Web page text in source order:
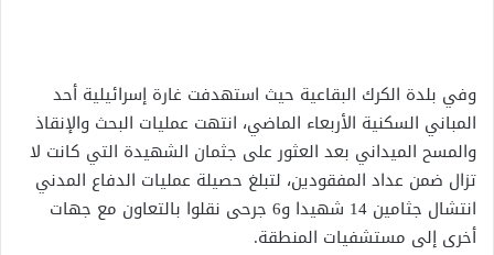
وفي بلدة الكرك البقاعية حيث استهدفت غارة إسرائيلية أحد
المباني السكنية الأربعاء الماضي، انتهت عمليات البحث والإنقاذ
والمسح الميداني بعد العثور على جثمان الشهيدة التي كانت لا
تزال ضمن عداد المفقودين، لتبلغ حصيلة عمليات الدفاع المدني
انتشال جثامين 14 شهيدا و6 جرحى نقلوا بالتعاون مع جهات
أخرى إلى مستشفيات المنطقة.